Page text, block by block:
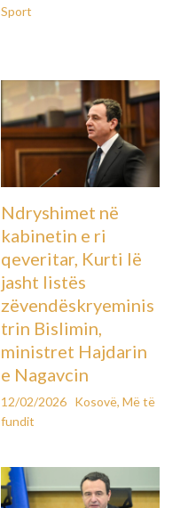
Sport
Ndryshimet në
kabinetin e ri
qeveritar, Kurti lë
jasht listës
zëvendëskryeminis
trin Bislimin,
ministret Hajdarin
e Nagavcin
12/02/2026 Kosovë, Më të
fundit